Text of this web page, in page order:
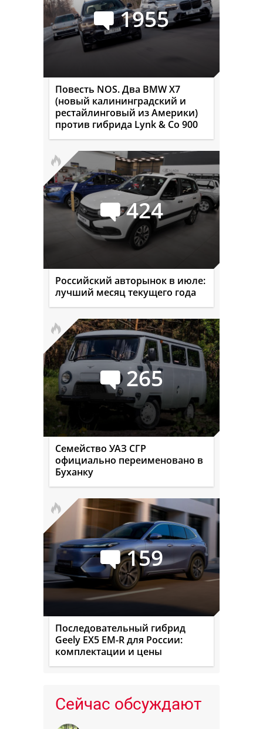
1955
Повесть NOS. Два BMW X7
(новый калининградский и
рестайлинговый из Америки)
против гибрида Lynk & Co 900
424
Российский авторынок в июле:
лучший месяц текущего года
265
Семейство УАЗ СГР
официально переименовано в
Буханку
159
Последовательный гибрид
Geely EX5 EM-R для России:
комплектации и цены
Сейчас обсуждают